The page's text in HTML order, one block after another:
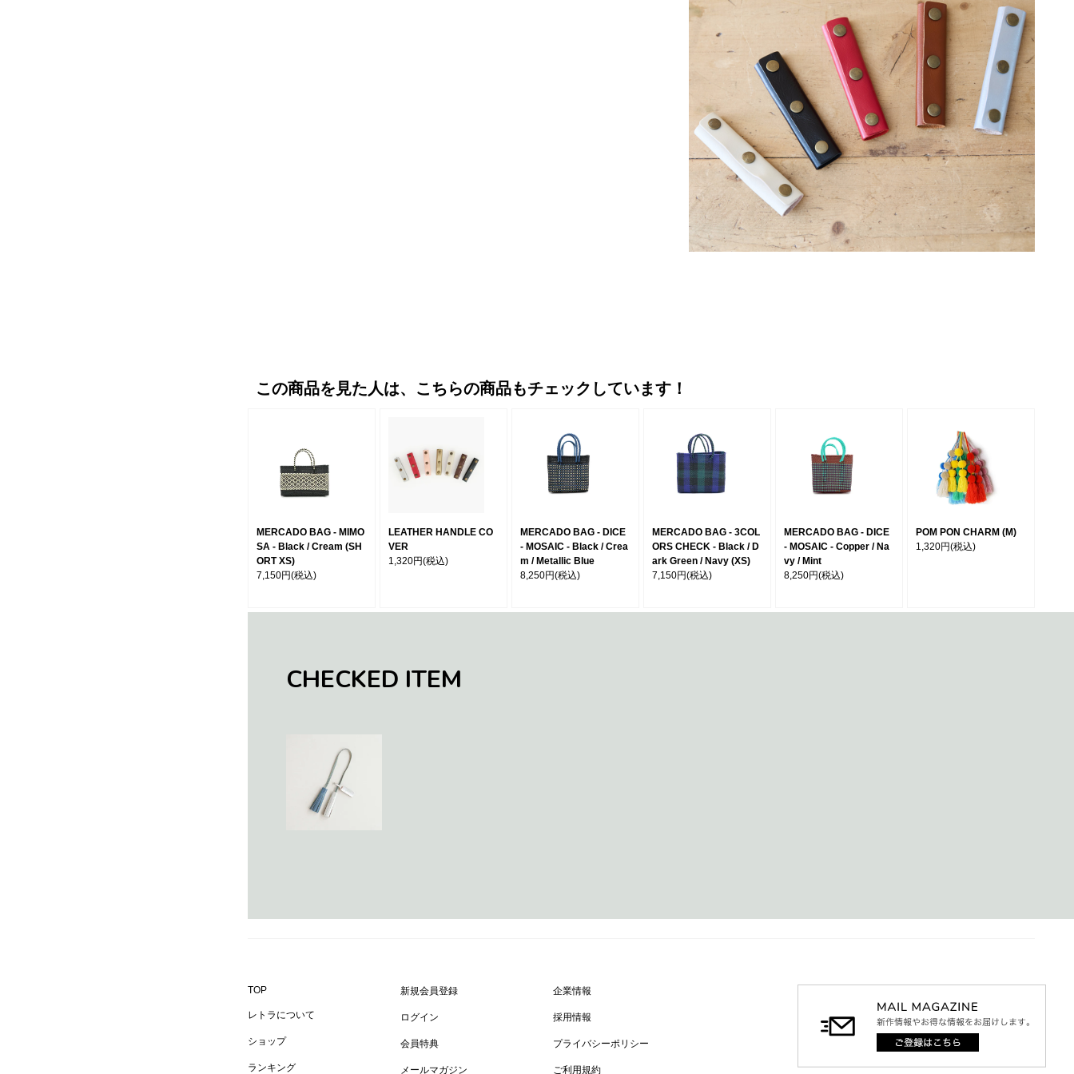
この商品を見た人は、こちらの商品もチェックしています！
MERCADO BAG - MIMO
SA - Black / Cream (SH
ORT XS)
7,150円(税込)
LEATHER HANDLE CO
VER
1,320円(税込)
MERCADO BAG - DICE
- MOSAIC - Black / Crea
m / Metallic Blue
8,250円(税込)
MERCADO BAG - 3COL
ORS CHECK - Black / D
ark Green / Navy (XS)
7,150円(税込)
MERCADO BAG - DICE
- MOSAIC - Copper / Na
vy / Mint
8,250円(税込)
POM PON CHARM (M)
1,320円(税込)
CHECKED ITEM
TOP
レトラについて
ショップ
ランキング
新規会員登録
ログイン
会員特典
メールマガジン
企業情報
採用情報
プライバシーポリシー
ご利用規約